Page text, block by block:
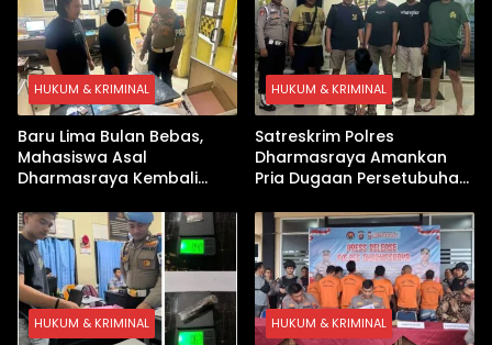
HUKUM & KRIMINAL
Baru Lima Bulan Bebas,
Mahasiswa Asal
Dharmasraya Kembali
HUKUM & KRIMINAL
Satreskrim Polres
Dharmasraya Amankan
Pria Dugaan Persetubuhan
HUKUM & KRIMINAL HUKUM & KRIMINAL